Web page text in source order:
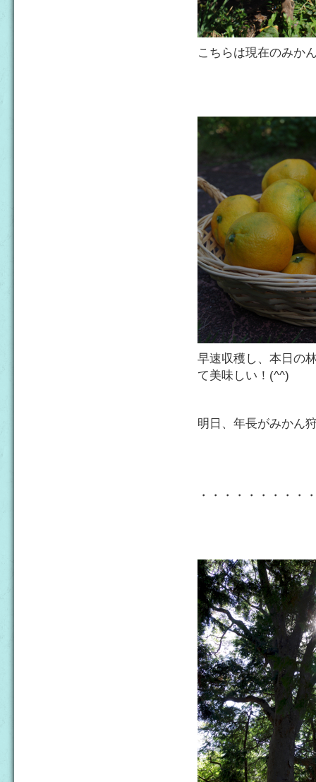
こちらは現在のみか
早速収穫し、本日の
て美味しい！(^^)
明日、年長がみかん
・・・・・・・・・